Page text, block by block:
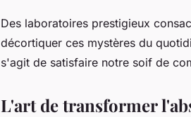
Des laboratoires prestigieux
décortiquer ces mystères du
s'agit de satisfaire notre soif de
L'art de transformer